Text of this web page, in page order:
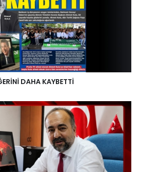
DAHA KAYBETTİ